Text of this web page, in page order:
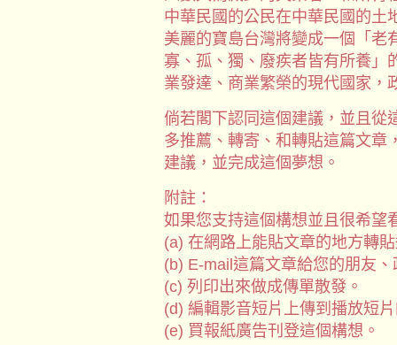
中華民國的公民在中華民國的土
美麗的寶島台灣將變成一個「老
寡、孤、獨、廢疾者皆有所養」
業發達、商業繁榮的現代國家，
倘若閣下認同這個建議，並且從
多推薦、轉寄、和轉貼這篇文章
建議，並完成這個夢想。
附註：
如果您支持這個構想並且很希望
(a) 在網路上能貼文章的地方轉
(b) E-mail這篇文章給您的朋友
(c) 列印出來做成傳單散發。
(d) 編輯影音短片上傳到播放短
(e) 買報紙廣告刊登這個構想。